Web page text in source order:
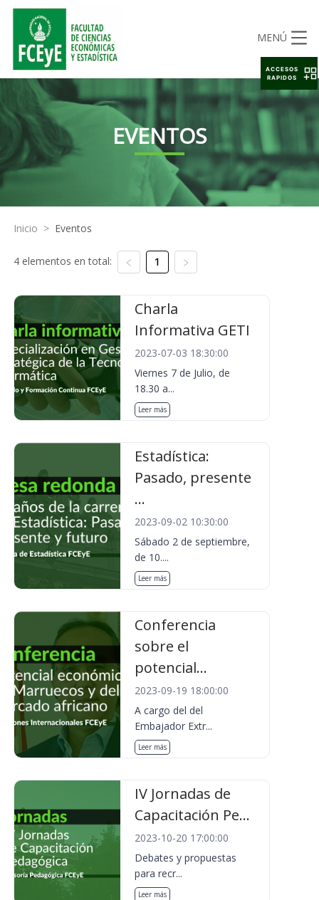
MENÚ
EVENTOS
Inicio > Eventos
4 elementos en total: 1
Charla
Informativa GETI
2023-07-03 18:30:00
Viernes 7 de Julio, de
18.30 a...
Leer más
Estadística:
Pasado, presente
...
2023-09-02 10:30:00
Sábado 2 de septiembre,
de 10....
Leer más
Conferencia
sobre el
potencial...
2023-09-19 18:00:00
A cargo del del
Embajador Extr...
Leer más
IV Jornadas de
Capacitación Pe...
2023-10-20 17:00:00
Debates y propuestas
para recr...
Leer más
ACCESOS
RAPIDOS